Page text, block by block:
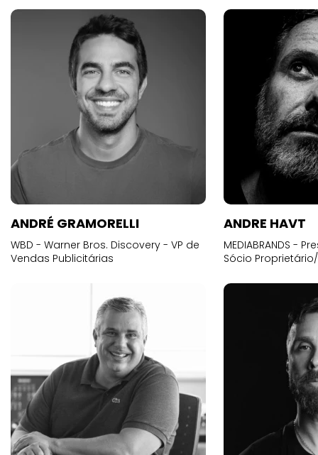
ANDRÉ GRAMORELLI
WBD - Warner Bros. Discovery - VP de
Vendas Publicitárias
ANDRE HAVT
MEDIABRANDS -
Sócio